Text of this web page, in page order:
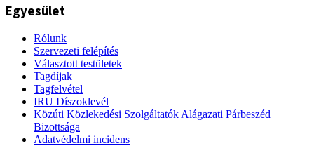
Egyesület
Rólunk
Szervezeti felépítés
Választott testületek
Tagdíjak
Tagfelvétel
IRU Díszoklevél
Közúti Közlekedési Szolgáltatók Alágazati Párbeszéd
Bizottsága
Adatvédelmi incidens